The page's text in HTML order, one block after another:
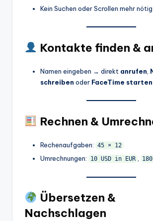
Kein Suchen oder Scrollen mehr nötig
Kontakte finden &
Namen eingeben → direkt anrufen
schreiben oder FaceTime starten
Rechnen &
Rechenaufgaben: 45 × 12
Umrechnungen: 10 USD in EUR
Übersetzen &
Nachschlagen